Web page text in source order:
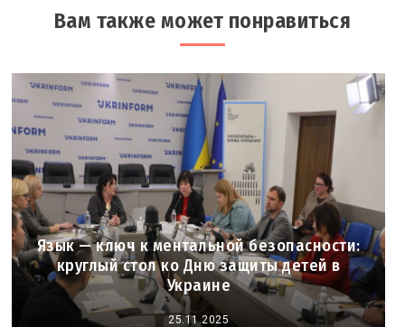
Вам также может понравиться
Язык — ключ к ментальной безопасности:
круглый стол ко Дню защиты детей в
Украине
25.11.2025